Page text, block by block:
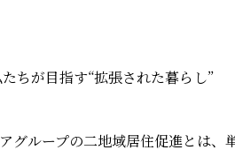
ちが目指す“拡張された暮らし”
グループの二地域居住促進とは、